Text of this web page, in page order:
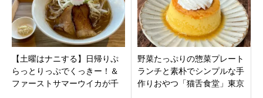
【土曜はナニする】日帰りぷ
らっとりっぷでくっきー！＆
ファーストサマーウイカが千
野菜たっぷりの惣菜プレート
ランチと素朴でシンプルな手
作りおやつ「猫舌食堂」東京